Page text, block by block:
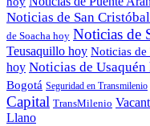
Noticias de San
de Soacha hoy Noticias de
Teusaquillo hoy Noticias
hoy Noticias de Usaquén
Bogotá Seguridad en Transmilenio
Capital TransMilenio
Llano